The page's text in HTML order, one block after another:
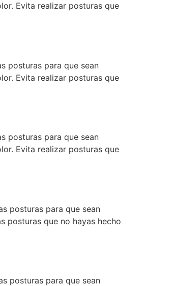
Evita realizar posturas que
posturas para que sean
Evita realizar posturas que
posturas para que sean
Evita realizar posturas que
posturas para que sean
posturas que no hayas hecho
posturas para que sean